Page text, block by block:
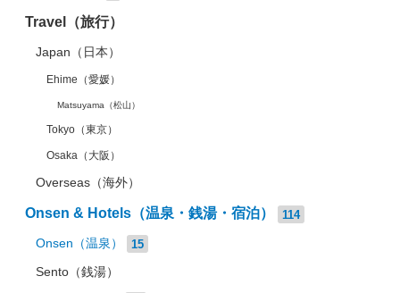
Travel（旅行）
Japan（日本）
Ehime（愛媛）
Matsuyama（松山）
Tokyo（東京）
Osaka（大阪）
Overseas（海外）
Onsen & Hotels（温泉・銭湯・宿泊） 114
Onsen（温泉） 15
Sento（銭湯）